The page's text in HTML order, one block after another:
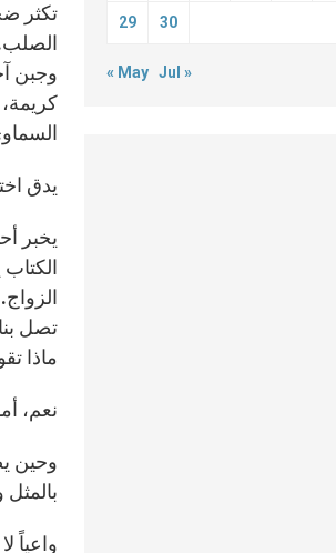
تكثر
الصلب.
وجبن
يدق
يخبر
تصل
ماذا
نعم،
وحين
واعياً
29 30
« May Jul »